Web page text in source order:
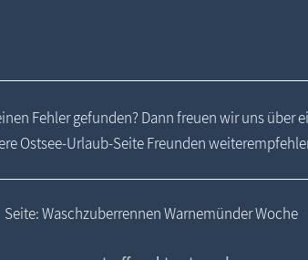
Fehler gefunden? Dann freuen wir uns über
Ostsee-Urlaub-Seite Freunden
Seite: Waschzuberrennen Warnemünder Woche